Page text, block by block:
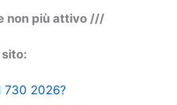
non più attivo ///
730 2026?